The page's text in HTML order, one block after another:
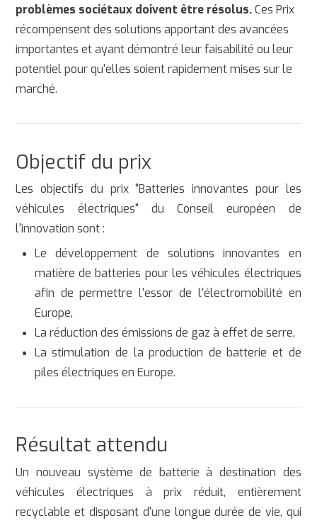
problèmes sociétaux doivent être résolus.Ces Prix
récompensent des solutions apportant des avancées
importantes et ayant démontré leur faisabilité ou leur
potentiel pour qu'elles soient rapidement mises sur le
marché.
Objectif du prix
Les objectifs du prix "Batteries innovantes pour les
véhicules électriques" du Conseil européen de
l'innovation sont :
Le développement de solutions innovantes en
matière de batteries pour les véhicules électriques
afin de permettre l'essor de l'électromobilité en
Europe,
La réduction des émissions de gaz à effet de serre,
La stimulation de la production de batterie et de
piles électriques en Europe.
Résultat attendu
Un nouveau système de batterie à destination des
véhicules électriques à prix réduit, entièrement
recyclable et disposant d'une longue durée de vie, qui